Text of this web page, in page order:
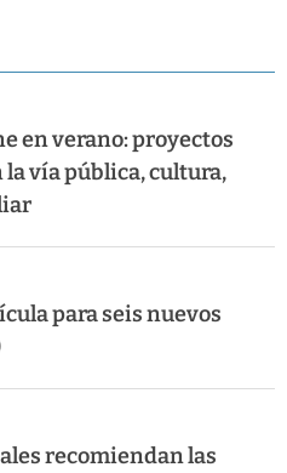
en verano: proyectos
vía pública, cultura,
para seis nuevos
recomiendan las